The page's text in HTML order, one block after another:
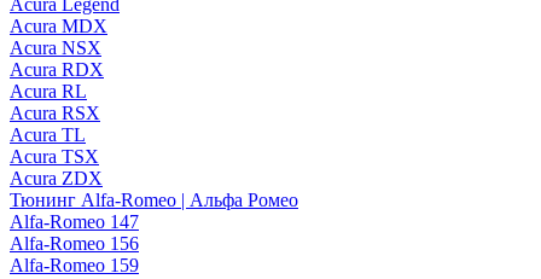
Acura Legend
Acura MDX
Acura NSX
Acura RDX
Acura RL
Acura RSX
Acura TL
Acura TSX
Acura ZDX
Тюнинг Alfa-Romeo | Альфа Ромео
Alfa-Romeo 147
Alfa-Romeo 156
Alfa-Romeo 159